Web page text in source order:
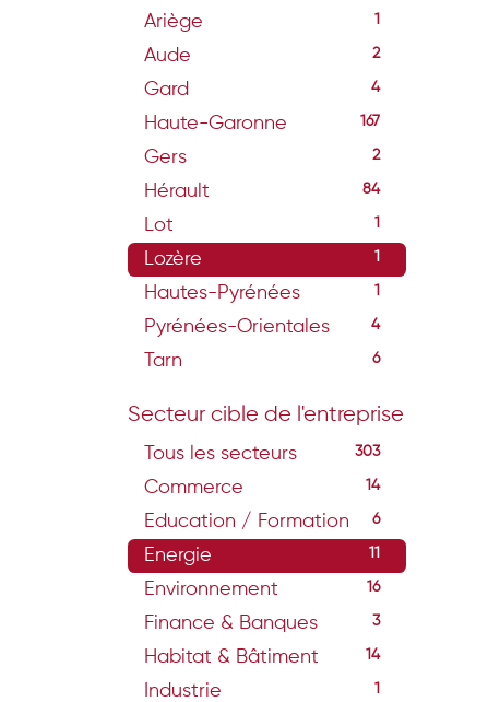
Ariège 1
Aude 2
Gard 4
Haute-Garonne 167
Gers 2
Hérault 84
Lot 1
Lozère 1
Hautes-Pyrénées 1
Pyrénées-Orientales 4
Tarn 6
Secteur cible de l'entreprise
Tous les secteurs 303
Commerce 14
Education / Formation 6
Energie 11
Environnement 16
Finance & Banques 3
Habitat & Bâtiment 14
Industrie 1